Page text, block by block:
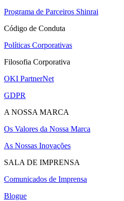
Programa de Parceiros Shinrai
Código de Conduta
Políticas Corporativas
Filosofia Corporativa
OKI PartnerNet
GDPR
A NOSSA MARCA
Os Valores da Nossa Marca
As Nossas Inovações
SALA DE IMPRENSA
Comunicados de Imprensa
Blogue